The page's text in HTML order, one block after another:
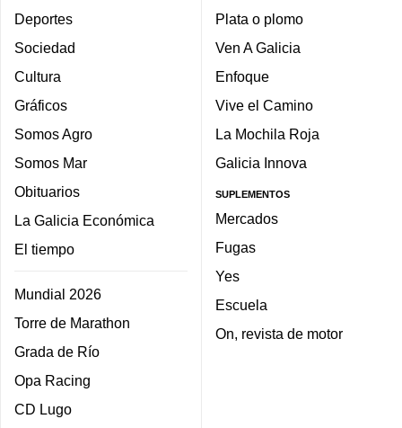
Deportes
Sociedad
Cultura
Gráficos
Somos Agro
Somos Mar
Obituarios
La Galicia Económica
El tiempo
Mundial 2026
Torre de Marathon
Grada de Río
Opa Racing
CD Lugo
Plata o plomo
Ven A Galicia
Enfoque
Vive el Camino
La Mochila Roja
Galicia Innova
SUPLEMENTOS
Mercados
Fugas
Yes
Escuela
On, revista de motor